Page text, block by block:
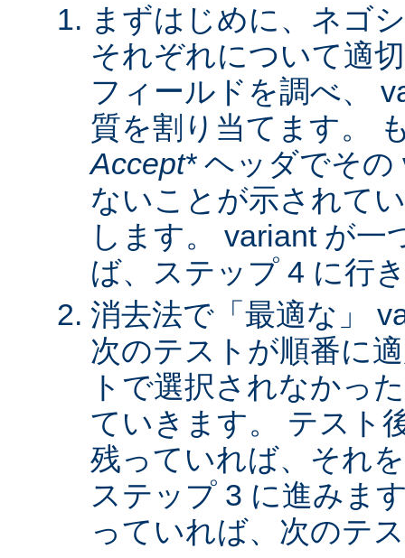
まずはじめに、ネゴ
それぞれについて適
フィールドを調べ、
質を割り当てます。
Accept*ヘッダでその
ないことが示されて
します。 variant が
ば、ステップ 4 に行
消去法で「最適な」
次のテストが順番に
トで選択されなかっ
ていきます。 テスト
残っていれば、それ
ステップ 3 に進みま
っていれば、次のテ